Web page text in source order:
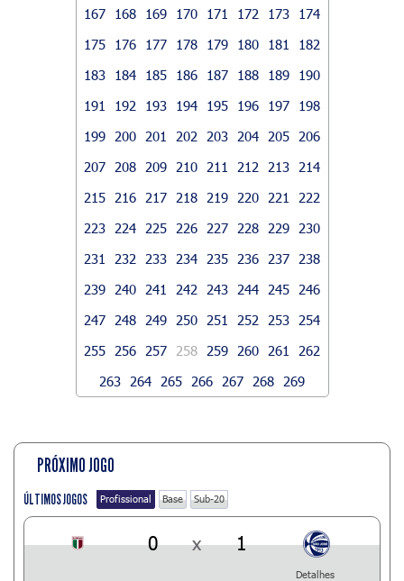
167
168 169 170 171 172 173
174
175
176 177 178 179 180 181
182
183
184 185 186 187 188 189
190
191
192 193 194 195 196 197
198
199
200 201 202 203 204 205
206
207
208 209 210 211 212 213
214
215
216 217 218 219 220 221
222
223
224 225 226 227 228 229
230
231
232 233 234 235 236 237
238
239
240 241 242 243 244 245
246
247
248 249 250 251 252 253
254
255
256 257 258 259 260 261
262
263
264 265 266 267 268 269
PRÓXIMO JOGO
ÚLTIMOS JOGOS Profissional Base Sub-20
0 x 1
Detalhes